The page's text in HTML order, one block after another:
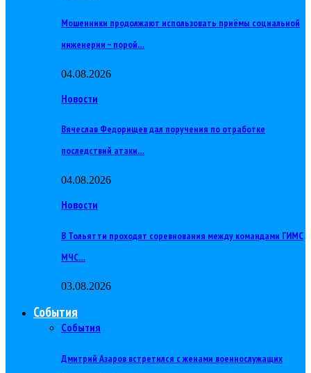
Мошенники продолжают использовать приёмы социальной
инженерии – порой…
04.08.2026
Новости
Вячеслав Федорищев дал поручения по отработке
последствий атаки…
04.08.2026
Новости
В Тольятти проходят соревнования между командами ГИМС
МЧС…
03.08.2026
События
События
Дмитрий Азаров встретился с женами военнослужащих